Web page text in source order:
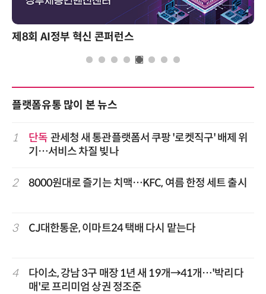
제8회 AI정부 혁신 콘퍼런스
플랫폼유통 많이 본 뉴스
1 단독 관세청 새 통관플랫폼서 쿠팡 '로켓직구' 배제 위
기…서비스 차질 빚나
2 8000원대로 즐기는 치맥…KFC, 여름 한정 세트 출시
3 CJ대한통운, 이마트24 택배 다시 맡는다
4
다이소, 강남 3구 매장 1년 새 19개→41개…'박리다
매'로 프리미엄 상권 정조준